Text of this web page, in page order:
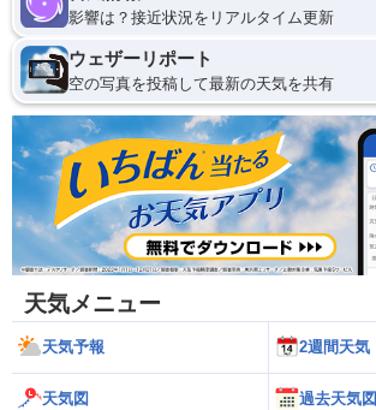
影響は？接近状況をリアルタイム更新
ウェザーリポート
空の写真を投稿して最新の天気を共有
天気メニュー
天気予報 2週間天気
天気図 過去天気図